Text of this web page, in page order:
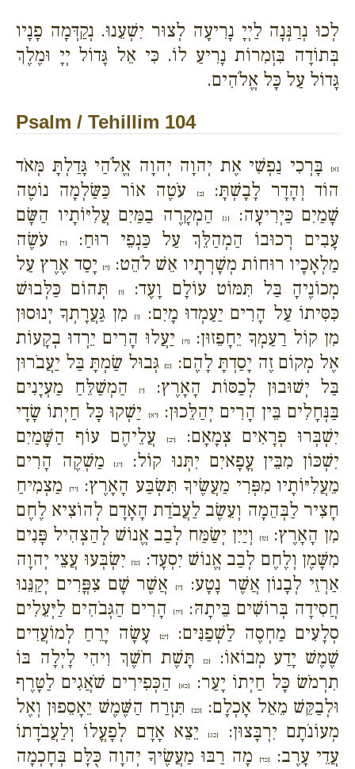
לְכוּ נְרַנְּנָה לַיְיָ נָרִיעָה לְצוּר יִשְׁעֵנוּ. נְקַדְּמָה פָנָיו
בְּתוֹדָה בִּזְמִרוֹת נָרִיעַ לוֹ. כִּי אֵל גָּדוֹל יְיָ וּמֶלֶךְ
גָּדוֹל עַל כָּל אֱלֹהִים.
Psalm / Tehillim 104
{א}
בָּרְכִי נַפְשִׁי אֶת יְהוָה יְהוָה אֱלֹהַי גָּדַלְתָּ מְּאֹד
הוֹד וְהָדָר לָבָשְׁתָּ:{ב}
עֹטֶה אוֹר כַּשַּׂלְמָה נוֹטֶה
שָׁמַיִם כַּיְרִיעָה:
{ג}
הַמְקָרֶה בַמַּיִם עֲלִיּוֹתָיו הַשָּׂם
עָבִים רְכוּבוֹ הַמְהַלֵּךְ עַל כַּנְפֵי רוּחַ:
{ד}
עֹשֶׂה
מַלְאָכָיו רוּחוֹת מְשָׁרְתָיו אֵשׁ לֹהֵט:{ה} יָסַד אֶרֶץ עַל
מְכוֹנֶיהָ בַּל תִּמּוֹט עוֹלָם וָעֶד:
{ו}תְּהוֹם כַּלְּבוּשׁ
כִּסִּיתוֹ עַל הָרִים יַעַמְדוּ מָיִם:
{ז}מִן גַּעֲרָתְךָ יְנוּסוּן
מִן קוֹל רַעַמְךָ יֵחָפֵזוּן:{ח}
יַעֲלוּ הָרִים יֵרְדוּ בְקָעוֹת
אֶל מְקוֹם זֶה יָסַדְתָּ לָהֶם:
{ט}גְּבוּל שַׂמְתָּ בַּל יַעֲבֹרוּן
בַּל יְשׁוּבוּן לְכַסּוֹת הָאָרֶץ:
{י}
הַמְשַׁלֵּחַ מַעְיָנִים
בַּנְּחָלִים בֵּין הָרִים יְהַלֵּכוּן:{יא}
יַשְׁקוּ כָּל חַיְתוֹ שָׂדָי
יִשְׁבְּרוּ פְרָאִים צְמָאָם:
{יב}
עֲלֵיהֶם עוֹף הַשָּׁמַיִם
יִשְׁכּוֹן מִבֵּין עֳפָאיִם יִתְּנוּ קוֹל:
{יג}מַשְׁקֶה הָרִים
מֵעֲלִיּוֹתָיו מִפְּרִי מַעֲשֶׂיךָ תִּשְׂבַּע הָאָרֶץ:{יד}
מַצְמִיחַ
חָצִיר לַבְּהֵמָה וְעֵשֶׂב לַעֲבֹדַת הָאָדָם לְהוֹצִיא לֶחֶם
מִן הָאָרֶץ:{טו}
וְיַיִן יְשַׂמַּח לְבַב אֱנוֹשׁ לְהַצְהִיל פָּנִים
מִשָּׁמֶן וְלֶחֶם לְבַב אֱנוֹשׁ יִסְעָד:
{טז}יִשְׂבְּעוּ עֲצֵי יְהוָה
אַרְזֵי לְבָנוֹן אֲשֶׁר נָטָע:
{יז}
אֲשֶׁר שָׁם צִפֳּרִים יְקַנֵּנוּ
חֲסִידָה בְּרוֹשִׁים בֵּיתָהּ:
{יח}
הָרִים הַגְּבֹהִים לַיְּעֵלִים
סְלָעִים מַחְסֶה לַשְׁפַנִּים:
{יט}
עָשָׂה יָרֵחַ לְמוֹעֲדִים
שֶׁמֶשׁ יָדַע מְבוֹאוֹ:
{כ}תָּשֶׁת חֹשֶׁךְ וִיהִי לָיְלָה בּוֹ
תִרְמֹשׂ כָּל חַיְתוֹ יָעַר:
{כא}
הַכְּפִירִים שֹׁאֲגִים לַטָּרֶף
וּלְבַקֵּשׁ מֵאֵל אָכְלָם:
{כב}תִּזְרַח הַשֶּׁמֶשׁ יֵאָסֵפוּן וְאֶל
מְעוֹנֹתָם יִרְבָּצוּן:
{כג}יֵצֵא אָדָם לְפָעֳלוֹ וְלַעֲבֹדָתוֹ
עֲדֵי עָרֶב:
{כד}
מָה רַבּוּ מַעֲשֶׂיךָ יְהוָה כֻּלָּם בְּחָכְמָה